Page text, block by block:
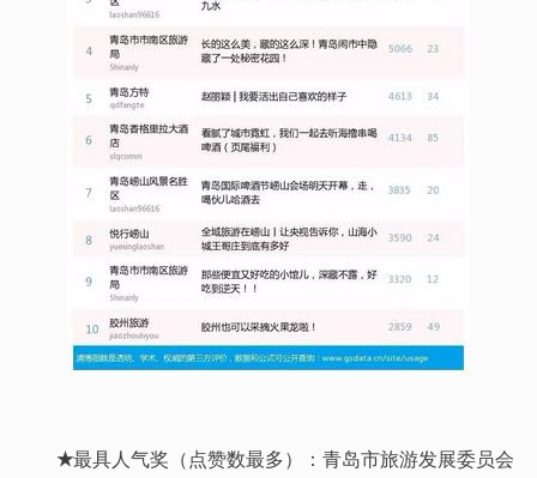
★最具人气奖（点赞数最多）：青岛市旅游发展委员会